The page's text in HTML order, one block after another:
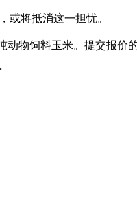
将抵消这一担忧。
饲料玉米。提交报价的